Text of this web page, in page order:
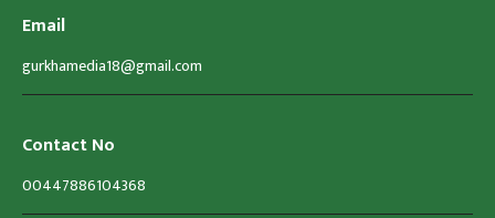
Email
gurkhamedia18@gmail.com
Contact No
00447886104368